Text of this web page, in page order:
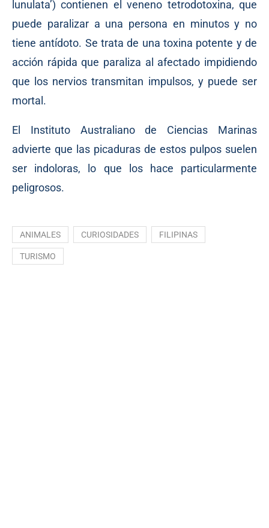
lunulata’) contienen el veneno tetrodotoxina, que
puede paralizar a una persona en minutos y no
tiene antídoto. Se trata de una toxina potente y de
acción rápida que paraliza al afectado impidiendo
que los nervios transmitan impulsos, y puede ser
mortal.
El Instituto Australiano de Ciencias Marinas
advierte que las picaduras de estos pulpos suelen
ser indoloras, lo que los hace particularmente
peligrosos.
ANIMALES CURIOSIDADES FILIPINAS
TURISMO